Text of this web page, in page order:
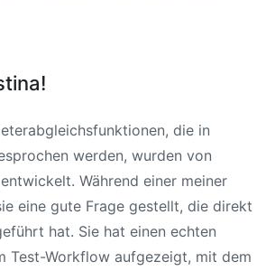
die in
werden, wurden von
Während einer meiner
eine gute Frage gestellt, die direkt
hat. Sie hat einen echten
Test-Workflow aufgezeigt, mit dem